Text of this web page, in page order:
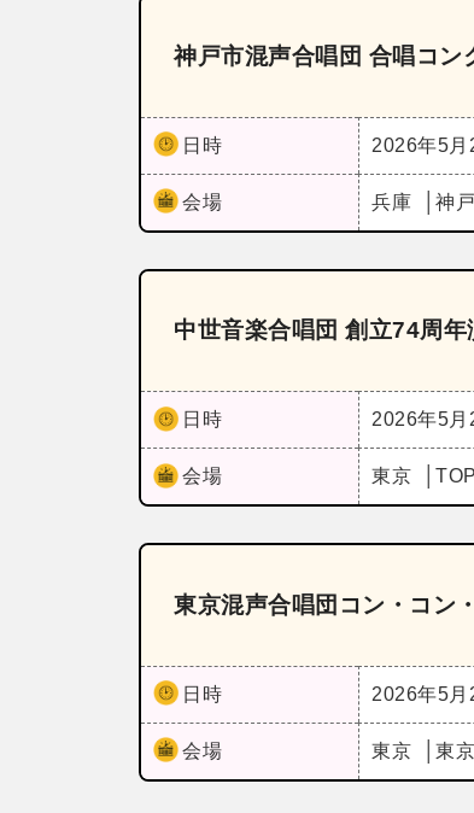
神戸市混声合唱団 合唱コ
日時 2026年5月
会場 兵庫 神
中世音楽合唱団 創立74周年
日時 2026年5月
会場 東京
東京混声合唱団コン・コン
日時 2026年5月
会場 東京 東